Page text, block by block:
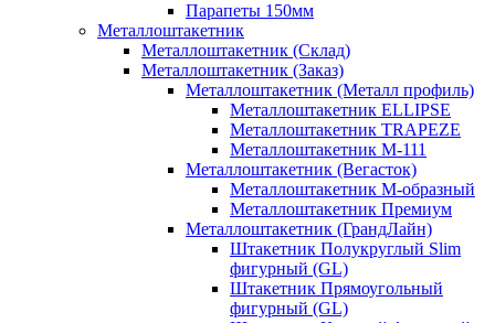
Парапеты 150мм
Металлоштакетник
Металлоштакетник (Склад)
Металлоштакетник (Заказ)
Металлоштакетник (Металл профиль)
Металлоштакетник ELLIPSE
Металлоштакетник TRAPEZE
Металлоштакетник М-111
Металлоштакетник (Вегасток)
Металлоштакетник М-образный
Металлоштакетник Премиум
Металлоштакетник (ГрандЛайн)
Штакетник Полукруглый Slim
фигурный (GL)
Штакетник Прямоугольный
фигурный (GL)